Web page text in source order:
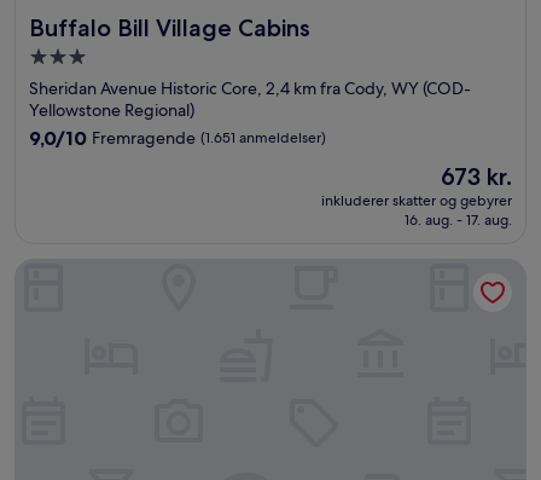
Buffalo Bill Village Cabins
Buffalo Bill Village Cabins
3.0-
stjernet
overnatningssted
Sheridan Avenue Historic Core, 2,4 km fra Cody, WY (COD-
Yellowstone Regional)
9.0
anmeldelser)
9,0/10 Fremragende (1.651 anmeldelser)
Prisen
er
673 kr.
673 kr.
inkluderer skatter og gebyrer
16. aug. - 17. aug.